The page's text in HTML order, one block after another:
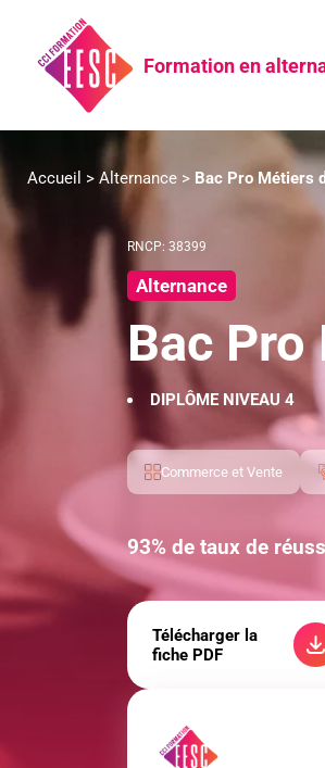
Formation en
Accueil > Alternance > Bac Pro Métiers
RNCP: 38399
Alternance
Bac Pro
DIPLÔME NIVEAU 4
Commerce et Vente
93% de taux de
Télécharger la
fiche PDF